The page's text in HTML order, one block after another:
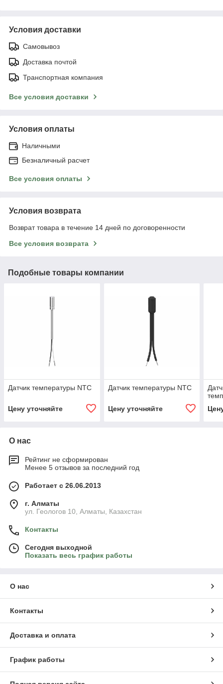
Условия доставки
Самовывоз
Доставка почтой
Транспортная компания
Все условия доставки
Условия оплаты
Наличными
Безналичный расчет
Все условия оплаты
Условия возврата
Возврат товара в течение 14 дней по договоренности
Все условия возврата
Подобные товары компании
Датчик температуры NTC
Цену уточняйте
Датчик температуры NTC
Цену уточняйте
О нас
Рейтинг не сформирован
Менее 5 отзывов за последний год
Работает с 26.06.2013
г. Алматы
ул. Геологов 10, Алматы, Казахстан
Контакты
Сегодня выходной
Показать весь график работы
О нас
Контакты
Доставка и оплата
График работы